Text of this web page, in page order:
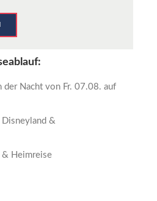
der Nacht von Fr. 07.08. auf
&
& Heimreise